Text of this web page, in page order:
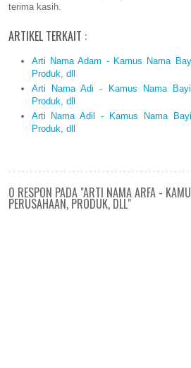
terima kasih.
ARTIKEL TERKAIT :
Arti Nama Adam - Kamus Nama
Produk, dll
Arti Nama Adi - Kamus Nama
Produk, dll
Arti Nama Adil - Kamus Nama
Produk, dll
0 RESPON PADA "ARTI NAMA ARFA -
PERUSAHAAN, PRODUK, DLL"